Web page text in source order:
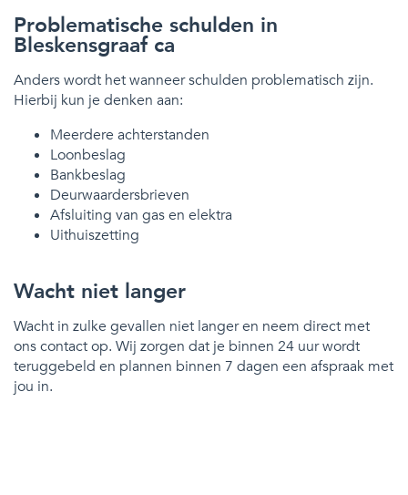
Problematische schulden in
Bleskensgraaf ca
Anders wordt het wanneer schulden problematisch zijn.
Hierbij kun je denken aan:
Meerdere achterstanden
Loonbeslag
Bankbeslag
Deurwaardersbrieven
Afsluiting van gas en elektra
Uithuiszetting
Wacht niet langer
Wacht in zulke gevallen niet langer en neem direct met
ons contact op. Wij zorgen dat je binnen 24 uur wordt
teruggebeld en plannen binnen 7 dagen een afspraak met
jou in.